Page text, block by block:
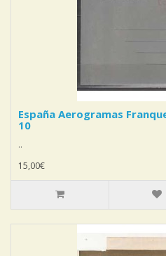
España Aerogramas
10
..
15,00€